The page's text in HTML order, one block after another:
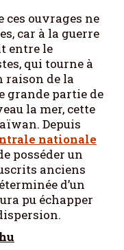
ces ouvrages ne
car à la guerre
entre le
qui tourne à
raison de la
grande partie de
la mer, cette
Depuis
nationale
posséder un
anciens
d’un
pu échapper